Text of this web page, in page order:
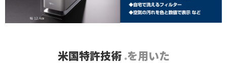
米国特許技術 ※を用いた